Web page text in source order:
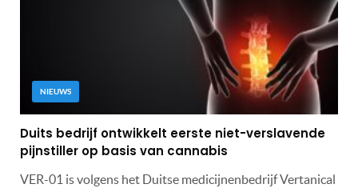
NIEUWS
Duits bedrijf ontwikkelt eerste niet-verslavende
pijnstiller op basis van cannabis
VER-01 is volgens het Duitse medicijnenbedrijf Vertanical